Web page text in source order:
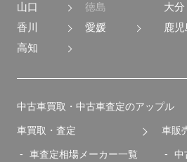
山口
徳島
香川
愛媛
高知
大分
鹿児
中古車買取・中古車査定のアップル
車買取・査定
車査定相場メーカー一覧
車販
中